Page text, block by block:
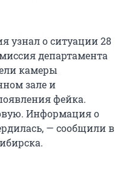
узнал о ситуации 28
департамента
камеры
зале и
фейка.
Информация о
— сообщили в